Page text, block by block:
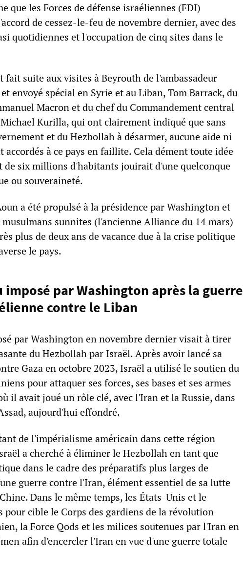
que les Forces de défense israéliennes (FDI)
de cessez-le-feu de novembre dernier, avec des
quotidiennes et l'occupation de cinq sites dans le
fait suite aux visites à Beyrouth de l'ambassadeur
envoyé spécial en Syrie et au Liban, Tom Barrack, du
Macron et du chef du Commandement central
Kurilla, qui ont clairement indiqué que sans
et du Hezbollah à désarmer, aucune aide ni
accordés à ce pays en faillite. Cela dément toute idée
de six millions d'habitants jouirait d'une quelconque
ou souveraineté.
a été propulsé à la présidence par Washington et
sunnites (l'ancienne Alliance du 14 mars)
plus de deux ans de vacance due à la crise politique
le pays.
imposé par Washington après la guerre
contre le Liban
par Washington en novembre dernier visait à tirer
du Hezbollah par Israël. Après avoir lancé sa
Gaza en octobre 2023, Israël a utilisé le soutien du
pour attaquer ses forces, ses bases et ses armes
il avait joué un rôle clé, avec l'Iran et la Russie, dans
aujourd'hui effondré.
de l'impérialisme américain dans cette région
a cherché à éliminer le Hezbollah en tant que
dans le cadre des préparatifs plus larges de
guerre contre l'Iran, élément essentiel de sa lutte
Dans le même temps, les États-Unis et le
cible le Corps des gardiens de la révolution
la Force Qods et les milices soutenues par l'Iran en
afin d'encercler l'Iran en vue d'une guerre totale